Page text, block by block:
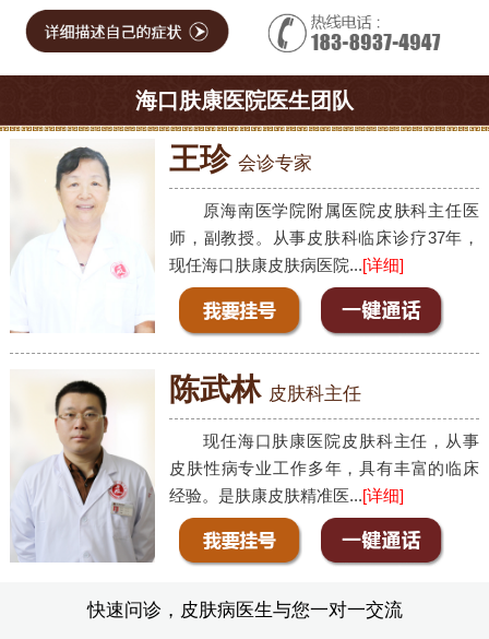
海口肤康医院医生团队
王珍 会诊专家
原海南医学院附属医院皮肤科主任医
师，副教授。从事皮肤科临床诊疗37年，
现任海口肤康皮肤病医院...[详细]
陈武林 皮肤科主任
现任海口肤康医院皮肤科主任，从事
皮肤性病专业工作多年，具有丰富的临床
经验。是肤康皮肤精准医...[详细]
快速问诊，皮肤病医生与您一对一交流